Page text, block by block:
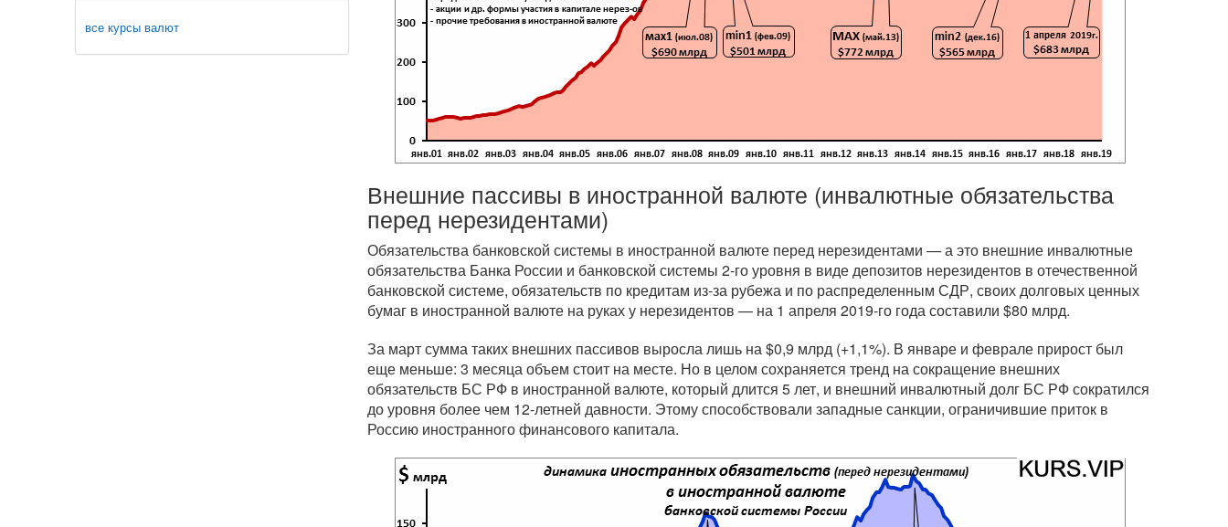
все курсы валют
Внешние пассивы в иностранной валюте (инвалютные обязательства
перед нерезидентами)
Обязательства банковской системы в иностранной валюте перед нерезидентами — а это внешние инвалютные
обязательства Банка России и банковской системы 2-гоуровня в виде депозитов нерезидентов в отечественной
банковской системе, обязательств по кредитам из-за рубежа и по распределенным СДР, своих долговых ценных
бумаг в иностранной валюте на руках у нерезидентов — на 1 апреля 2019-го года составили $80 млрд.
За март сумма таких внешних пассивов выросла лишь на $0,9 млрд (+1,1%). В январе и феврале прирост был
еще меньше: 3 месяца объем стоит на месте. Но в целом сохраняется тренд на сокращение внешних
обязательств БС РФ в иностранной валюте, который длится 5 лет, и внешний инвалютный долг БС РФ сократился
до уровня более чем 12-летней давности. Этому способствовали западные санкции, ограничившие приток в
Россию иностранного финансового капитала.